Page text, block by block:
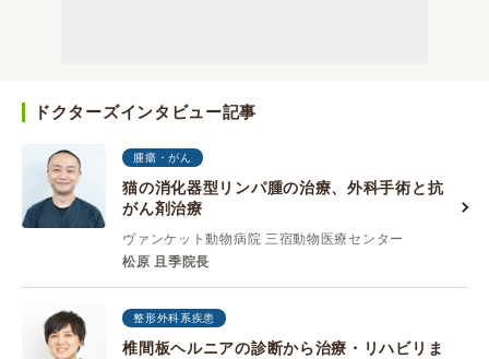
ドクターズインタビュー記事
腫瘍・がん
猫の消化器型リンパ腫の治療、外科手術と抗
がん剤治療
ヴァンケット動物病院 三宿動物医療センター
松原 且季院長
整形外科系疾患
椎間板ヘルニアの診断から治療・リハビリま